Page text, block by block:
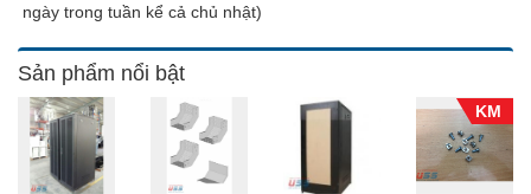
ngày trong tuần kể cả chủ nhật)
Sản phẩm nổi bật
KM